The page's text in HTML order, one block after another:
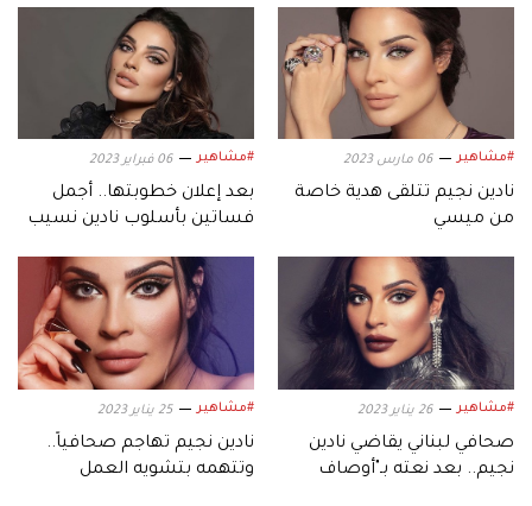
#مشاهير 06 مارس 2023
نادين نجيم تتلقى هدية خاصة
من ميسي
#مشاهير 06 فبراير 2023
بعد إعلان خطوبتها.. أجمل
فساتين بأسلوب نادين نسيب
#مشاهير 26 يناير 2023
صحافي لبناني يقاضي نادين
نجيم.. بعد نعته بـ"أوصاف
#مشاهير 25 يناير 2023
نادين نجيم تهاجم صحافياً..
وتتهمه بتشويه العمل